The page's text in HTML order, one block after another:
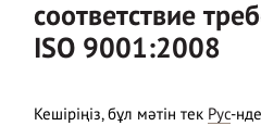
соответствие
ISO 9001:2008
Кешіріңіз, бұл мәтін тек Рус-